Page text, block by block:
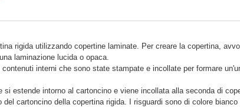
rigida utilizzando copertine laminate. Per creare la copertina,
laminazione lucida o opaca.
interni che sono state stampate e incollate per formare
si estende intorno al cartoncino e viene incollata alla seconda di
del cartoncino della copertina rigida. I risguardi sono di colore